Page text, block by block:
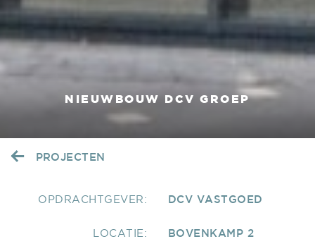
NIEUWBOUW DCV GROEP
PROJECTEN
OPDRACHTGEVER:
LOCATIE:
DCV VASTGOED
BOVENKAMP 2